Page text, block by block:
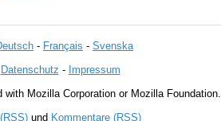
- Français - Svenska
Datenschutz - Impressum
Mozilla Corporation or Mozilla Foundation.
und Kommentare (RSS)